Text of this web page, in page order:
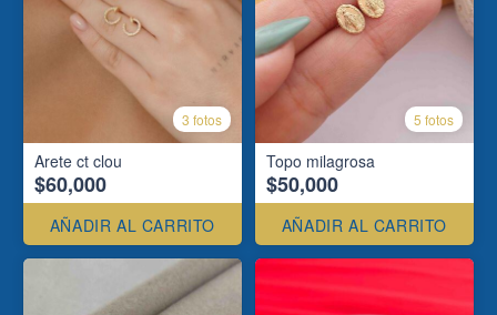
3 fotos
Arete ct clou
$60,000
AÑADIR AL CARRITO
5 fotos
Topo milagrosa
$50,000
AÑADIR AL CARRITO